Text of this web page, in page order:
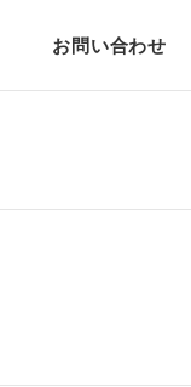
お問い合わせ